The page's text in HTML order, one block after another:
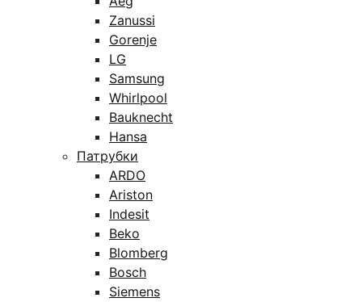
Zanussi
Gorenje
LG
Samsung
Whirlpool
Bauknecht
Hansa
Патрубки
ARDO
Ariston
Indesit
Beko
Blomberg
Bosch
Siemens